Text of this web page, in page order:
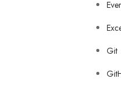
Git